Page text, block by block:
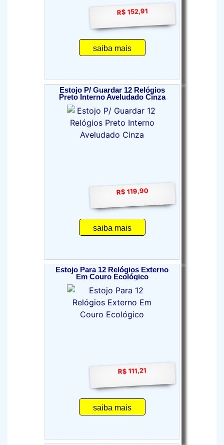
R$ 152,91
saiba mais
Estojo P/ Guardar 12 Relógios
Preto Interno Aveludado Cinza
R$ 119,90
saiba mais
Estojo Para 12 Relógios Externo
Em Couro Ecológico
R$ 111,21
saiba mais